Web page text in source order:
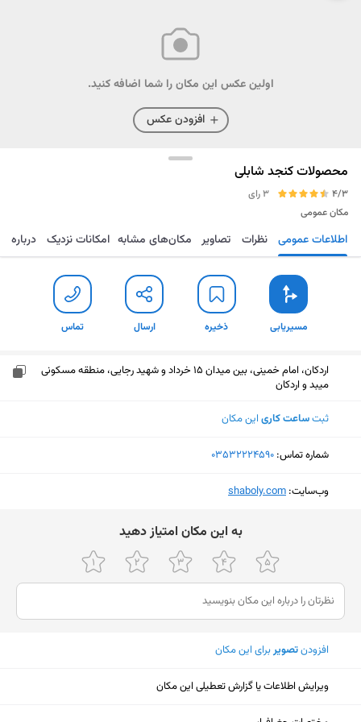
اولین عکس این مکان را شما اضافه کنید.
افزودن عکس
محصولات کنجد شابلی
4/3
3 رای
مکان عمومی
مسیریابی ذخیره ارسال تماس اطلاعات عمومی نظرات تصاویر مکان‌های مشابه امکانات نزدیک درباره
مسیریابی ذخیره ارسال تماس
اردکان، امام خمینی، بین میدان 15 خرداد و شهید رجایی، منطقه مسکونی
میبد و اردکان
ثبتساعت کاری این مکان
شماره تماس: ‎03532224590
وب‌سایت: ‎shaboly.com
ﺑﻪ اﯾﻦ ﻣﮑﺎن اﻣﺘﯿﺎز دﻫﯿﺪ
افزودنتصویربرای این مکان
ویرایش اطلاعات یا گزارش تعطیلی این مکان